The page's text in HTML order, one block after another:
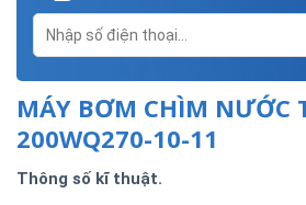
MÁY BƠM CHÌM NƯỚC
200WQ270-10-11
Thông số kĩ thuật.